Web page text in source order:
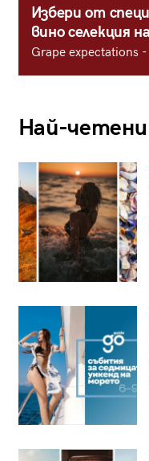
Избери от
вино селекция
Grape expectations
Най-четени